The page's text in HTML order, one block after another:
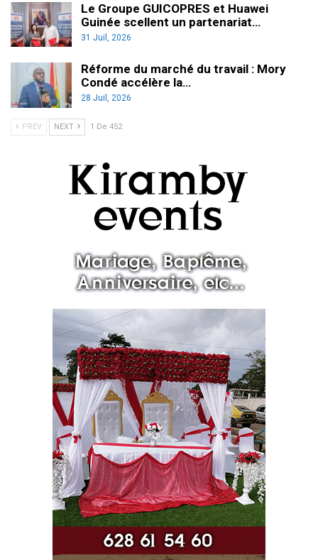
Le Groupe GUICOPRES et Huawei
Guinée scellent un partenariat…
31 Juil, 2026
Réforme du marché du travail : Mory
Condé accélère la…
28 Juil, 2026
PREV NEXT 1 De 452